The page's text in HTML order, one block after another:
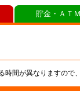
間が異なりますので
貯金・ＡＴ